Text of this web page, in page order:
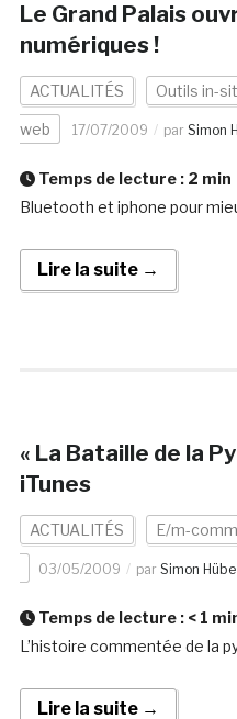
Le Grand Palais
numériques !
ACTUALITÉS Outils in-
web 17/07/2009 par Simon
Temps de lecture : 2 min
Bluetooth et iphone pour
Lire la suite →
« La Bataille de la
iTunes
ACTUALITÉS E/m-
03/05/2009 par Simon Hübe
Temps de lecture : < 1
L’histoire commentée de la
Lire la suite →